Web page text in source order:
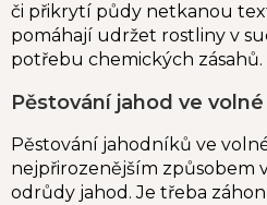
či přikrytí půdy netkanou
pomáhají udržet rostliny v
potřebu chemických zásahů.
Pěstování jahod ve
Pěstování jahodníků ve
nejpřirozenějším způsobem
odrůdy jahod. Je třeba